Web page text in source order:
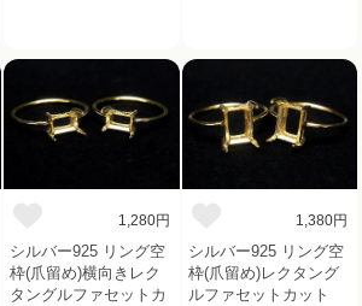
1,280円
シルバー925 リング空
枠(爪留め)横向きレク
タングルファセットカ
1,380円
シルバー925 リング空
枠(爪留め)レクタング
ルファセットカット